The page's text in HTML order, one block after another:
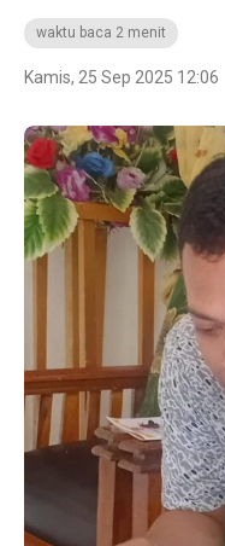
waktu baca 2 menit
Kamis, 25 Sep 2025 12:06